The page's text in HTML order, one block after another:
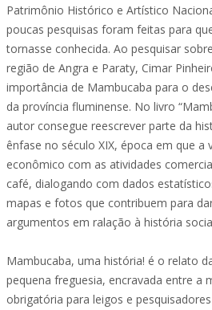
Patrimônio Histórico e Artístico
poucas pesquisas foram feitas para
tornasse conhecida. Ao pesquisar
região de Angra e Paraty, Cimar
importância de Mambucaba para o
da província fluminense. No livro
autor consegue reescrever parte da
ênfase no século XIX, época em que a
econômico com as atividades
café, dialogando com dados
mapas e fotos que contribuem para
argumentos em ralação à história
Mambucaba, uma história! é o relato
pequena freguesia, encravada entre a
obrigatória para leigos e